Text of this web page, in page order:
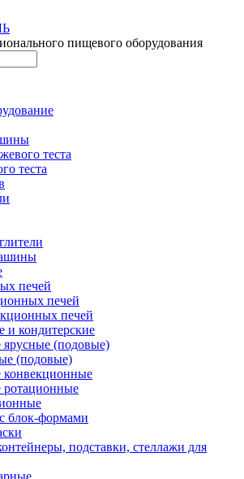
пищевого оборудования
теста
теста
печей
печей
печей
и кондитерские
ярусные (подовые)
(подовые)
конвекционные
ротационные
блок-формами
подставки, стеллажи для